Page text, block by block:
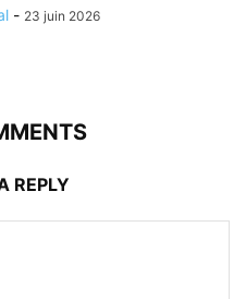
- 23 juin 2026
REPLY